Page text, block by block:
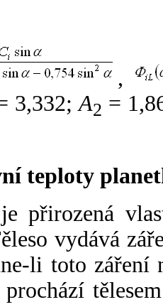
,
3,332;A2 =
teploty
přirozená
vydává
li toto záření